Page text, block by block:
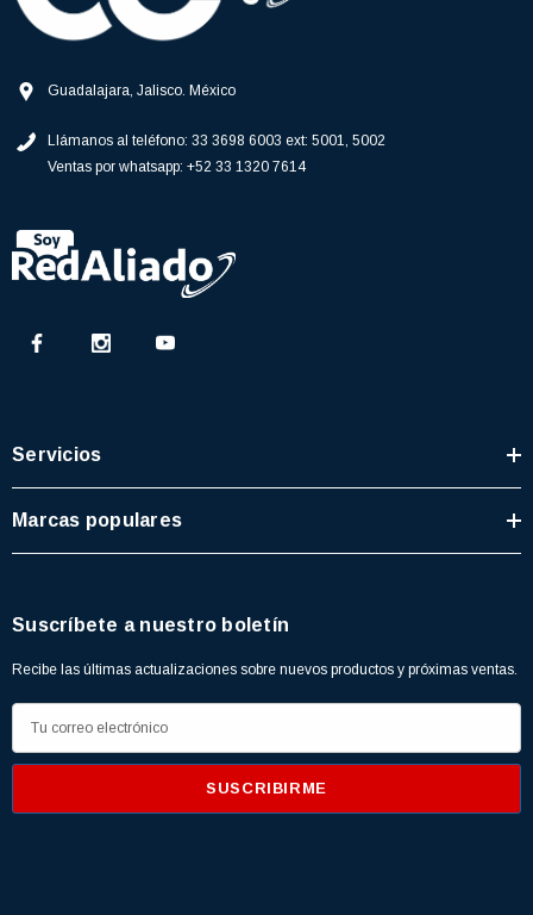
Guadalajara, Jalisco. México
Llámanos al teléfono: 33 3698 6003 ext: 5001, 5002
Ventas por whatsapp: +52 33 1320 7614
Servicios
Marcas populares
Suscríbete a nuestro boletín
Recibe las últimas actualizaciones sobre nuevos productos y próximas ventas.
i
e